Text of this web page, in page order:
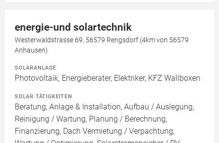
energie-und solartechnik
Westerwaldstrasse 69, 56579 Rengsdorf (4km von 56579
Anhausen)
SOLARANLAGE
Photovoltaik, Energieberater, Elektriker, KFZ Wallboxen
SOLAR TÄTIGKEITEN
Beratung, Anlage & Installation, Aufbau / Auslegung,
Reinigung / Wartung, Planung / Berechnung,
Finanzierung, Dach Vermietung / Verpachtung,